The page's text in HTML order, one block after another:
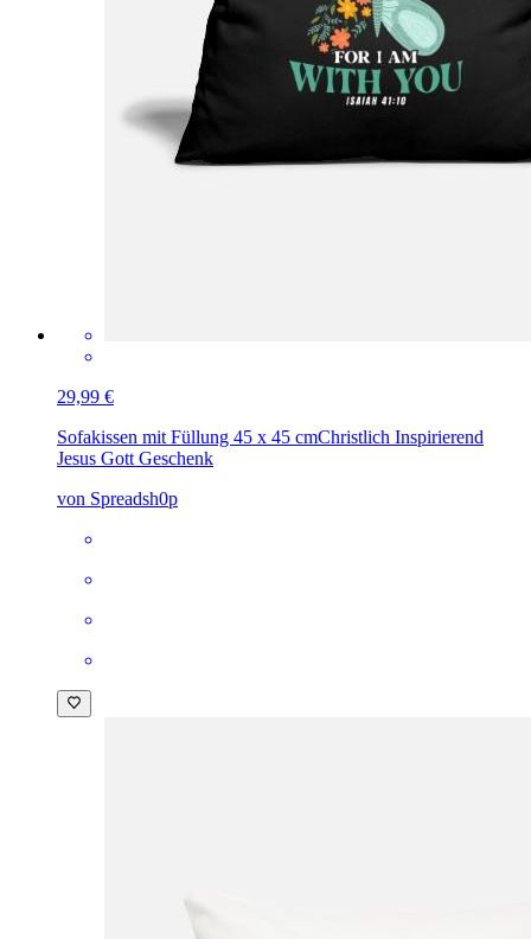
29,99 €
Sofakissen mit Füllung 45 x 45 cmChristlich Inspirierend
Jesus Gott Geschenk
von Spreadsh0p